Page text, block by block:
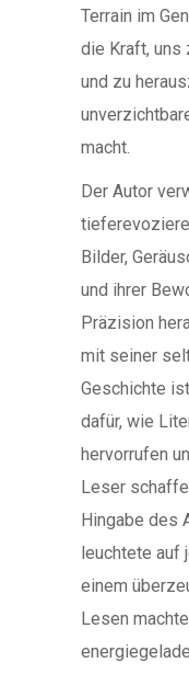
Terrain im
die Kraft, uns
und zu
macht.
Der Autor
Bilder,
und ihrer
Präzision
mit seiner
Geschichte
dafür, wie
hervorrufen
Leser
Hingabe des
leuchtete auf
einem
Lesen